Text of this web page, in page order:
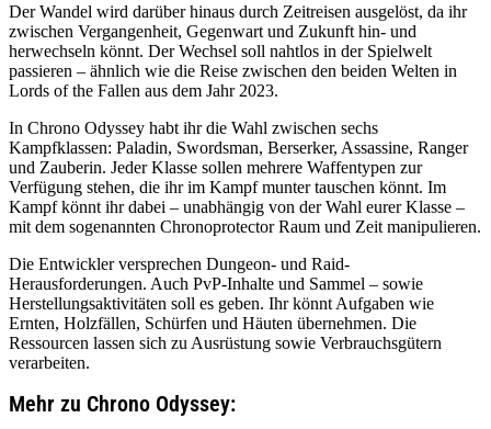
Der Wandel wird darüber hinaus durch Zeitreisen ausgelöst, da ihr
zwischen Vergangenheit, Gegenwart und Zukunft hin- und
herwechseln könnt. Der Wechsel soll nahtlos in der Spielwelt
passieren – ähnlich wie die Reise zwischen den beiden Welten in
Lords of the Fallen aus dem Jahr 2023.
In Chrono Odyssey habt ihr die Wahl zwischen sechs
Kampfklassen: Paladin, Swordsman, Berserker, Assassine, Ranger
und Zauberin. Jeder Klasse sollen mehrere Waffentypen zur
Verfügung stehen, die ihr im Kampf munter tauschen könnt. Im
Kampf könnt ihr dabei – unabhängig von der Wahl eurer Klasse –
mit dem sogenannten Chronoprotector Raum und Zeit manipulieren.
Die Entwickler versprechen Dungeon- und Raid-
Herausforderungen. Auch PvP-Inhalte und Sammel – sowie
Herstellungsaktivitäten soll es geben. Ihr könnt Aufgaben wie
Ernten, Holzfällen, Schürfen und Häuten übernehmen. Die
Ressourcen lassen sich zu Ausrüstung sowie Verbrauchsgütern
verarbeiten.
Mehr zu Chrono Odyssey: